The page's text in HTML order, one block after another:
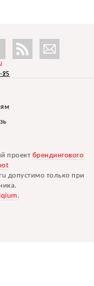
25
проект брендингового
допустимо только при
.